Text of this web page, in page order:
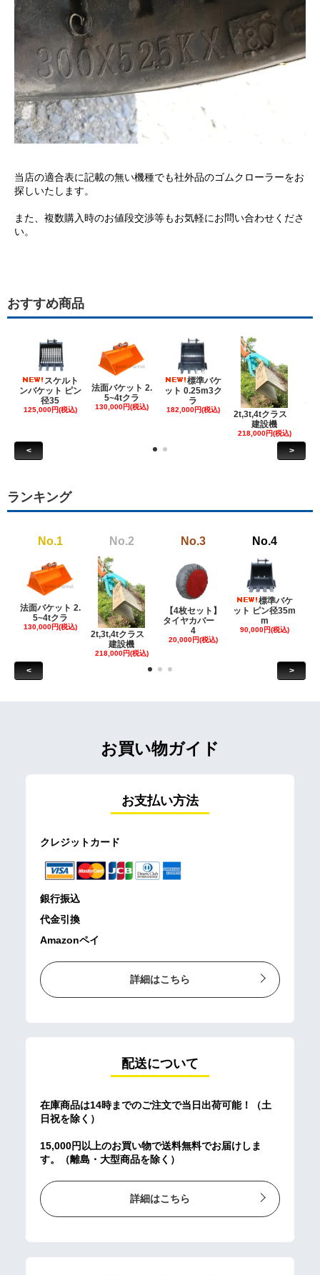
当店の適合表に記載の無い機種でも社外品のゴムクローラーをお
探しいたします。
また、複数購入時のお値段交渉等もお気軽にお問い合わせくださ
い。
おすすめ商品
スケルト
ンバケット ピン
径35
125,000円(税込)
法面バケット 2.
5~4tクラ
130,000円(税込)
標準バケ
ット 0.25m3ク
ラ
182,000円(税込)
2t,3t,4tクラス
建設機
218,000円(税込)
< >
ランキング
No.1
法面バケット 2.
5~4tクラ
130,000円(税込)
No.2
2t,3t,4tクラス
建設機
218,000円(税込)
No.3
【4枚セット】
タイヤカバー
4
20,000円(税込)
No.4
標準バケ
ット ピン径35m
m
90,000円(税込)
< >
お買い物ガイド
お支払い方法
クレジットカード
銀行振込
代金引換
Amazonペイ
詳細はこちら
配送について
在庫商品は14時までのご注文で当日出荷可能！（土
日祝を除く）
15,000円以上のお買い物で送料無料でお届けしま
す。（離島・大型商品を除く）
詳細はこちら